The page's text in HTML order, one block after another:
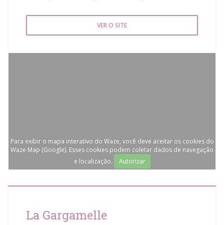
VER O SITE
Para exibir o mapa interativo do Waze, você deve aceitar os cookies do
Waze Map (Google). Esses cookies podem coletar dados de navegação
e localização.
Autorizar
La Gargamelle